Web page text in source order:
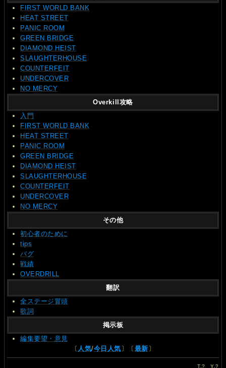
FIRST WORLD BANK
HEAT STREET
PANIC ROOM
GREEN BRIDGE
DIAMOND HEIST
SLAUGHTERHOUSE
COUNTERFEIT
UNDERCOVER
NO MERCY
Overkill攻略
入門
FIRST WORLD BANK
HEAT STREET
PANIC ROOM
GREEN BRIDGE
DIAMOND HEIST
SLAUGHTERHOUSE
COUNTERFEIT
UNDERCOVER
NO MERCY
その他
初心者のために
tips
バグ
戦績
OVERDRILL
翻訳
全ステージ冒頭
歌詞
掲示板
編集要望・意見
〔 人気/今日人気 〕〔 最新 〕
T.? Y.?